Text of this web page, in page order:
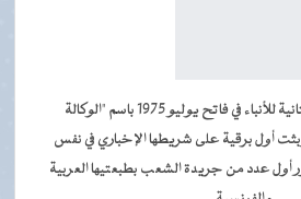
أنشئت الوكالة الموريتانية للأنباء في فاتح يوليو 1975 باسم "الوكالة
أول برقية على شريطها الإخباري في نفس
أول عدد من جريدة الشعب بطبعتيها العربية